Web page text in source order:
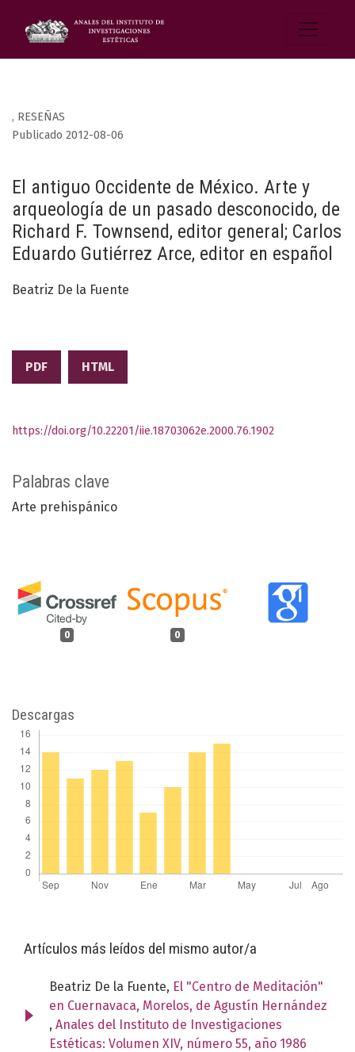
, RESEÑAS
El antiguo Occidente de México. Arte y
arqueología de un pasado desconocido, de
Richard F. Townsend, editor general; Carlos
Eduardo Gutiérrez Arce, editor en español
Publicado 2012-08-06
Beatriz De la Fuente
PDF HTML
Palabras clave
Arte prehispánico
0 0
https://doi.org/10.22201/iie.18703062e.2000.76.1902
Descargas
Artículos más leídos del mismo autor/a
Beatriz De la Fuente, El "Centro de Meditación"
en Cuernavaca, Morelos, de Agustín Hernández
, Anales del Instituto de Investigaciones
Estéticas: Volumen XIV, número 55, año 1986